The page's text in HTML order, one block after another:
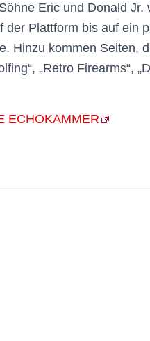
Eric und Donald Jr.
der Plattform bis auf ein
Hinzu kommen Seiten,
„Retro Firearms“,
ECHOKAMMER